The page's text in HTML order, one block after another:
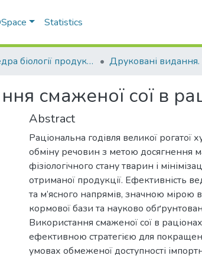
Statistics
Кафедра біології продуктивності тварин ім. академіка О.В. Квасницького
смаженої сої в
Abstract
Раціональна годівля великої
обміну речовин з метою досягнення
фізіологічного стану тварин і
отриманої продукції. Ефективність
та м’ясного напрямів, значною мірою
кормової бази та науково
Використання смаженої сої в
ефективною стратегією для
умовах обмеженої доступності